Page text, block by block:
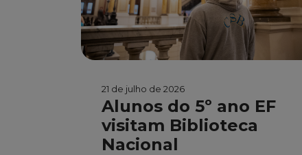
21 de julho de 2026
Alunos do 5º ano EF
visitam Biblioteca
Nacional